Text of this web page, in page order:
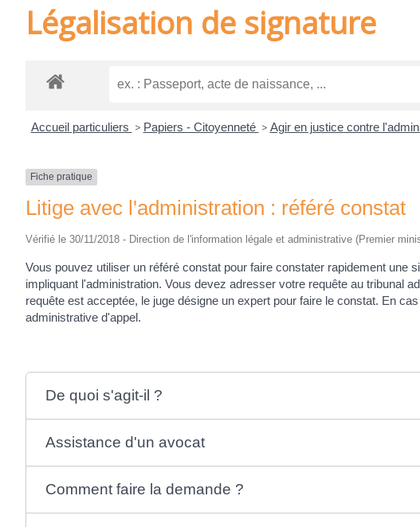
Légalisation de signature
Accueil particuliers > Papiers - Citoyenneté > Agir en justice contre
Fiche pratique
Litige avec l'administration : référé constat
Vérifié le 30/11/2018 - Direction de l'information légale et administrative (Premier
Vous pouvez utiliser un référé constat pour faire constater rapidement une
impliquant l'administration. Vous devez adresser votre requête au tribunal
requête est acceptée, le juge désigne un expert pour faire le constat. En
administrative d'appel.
De quoi s'agit-il ?
Assistance d'un avocat
Comment faire la demande ?